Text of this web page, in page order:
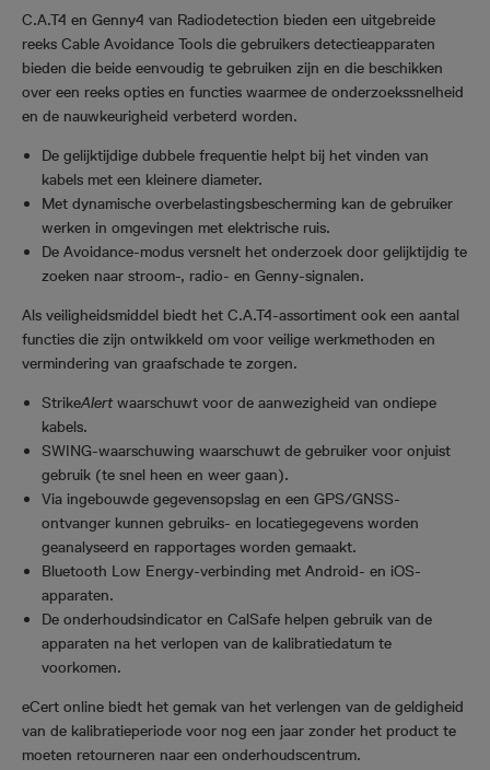
C.A.T4 en Genny4 van Radiodetection bieden een uitgebreide
reeks Cable Avoidance Tools die gebruikers detectieapparaten
bieden die beide eenvoudig te gebruiken zijn en die beschikken
over een reeks opties en functies waarmee de onderzoekssnelheid
en de nauwkeurigheid verbeterd worden.
De gelijktijdige dubbele frequentie helpt bij het vinden van
kabels met een kleinere diameter.
Met dynamische overbelastingsbescherming kan de gebruiker
werken in omgevingen met elektrische ruis.
De Avoidance-modus versnelt het onderzoek door gelijktijdig te
zoeken naar stroom-, radio- en Genny-signalen.
Als veiligheidsmiddel biedt het C.A.T4-assortiment ook een aantal
functies die zijn ontwikkeld om voor veilige werkmethoden en
vermindering van graafschade te zorgen.
StrikeAlertwaarschuwt voor de aanwezigheid van ondiepe
kabels.
SWING-waarschuwing waarschuwt de gebruiker voor onjuist
gebruik (te snel heen en weer gaan).
Via ingebouwde gegevensopslag en een GPS/GNSS-
ontvanger kunnen gebruiks- en locatiegegevens worden
geanalyseerd en rapportages worden gemaakt.
Bluetooth Low Energy-verbinding met Android- en iOS-
apparaten.
De onderhoudsindicator en CalSafe helpen gebruik van de
apparaten na het verlopen van de kalibratiedatum te
voorkomen.
eCert online biedt het gemak van het verlengen van de geldigheid
van de kalibratieperiode voor nog een jaar zonder het product te
moeten retourneren naar een onderhoudscentrum.